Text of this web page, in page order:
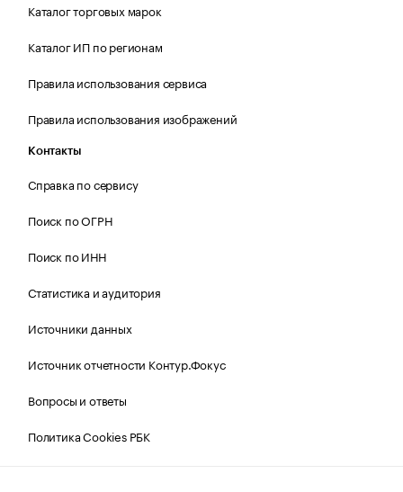
Каталог торговых марок
Каталог ИП по регионам
Правила использования сервиса
Правила использования изображений
Контакты
Справка по сервису
Поиск по ОГРН
Поиск по ИНН
Статистика и аудитория
Источники данных
Источник отчетности Контур.Фокус
Вопросы и ответы
Политика Cookies РБК